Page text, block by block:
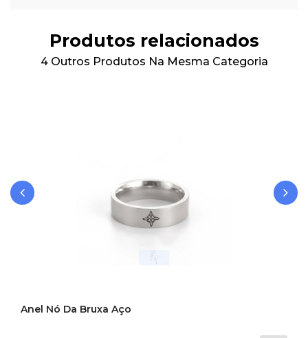
Produtos relacionados
4 Outros Produtos Na Mesma Categoria
Anel Nó Da Bruxa Aço